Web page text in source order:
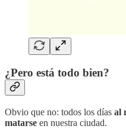
¿Pero está todo bien?
Obvio que no: todos los días al
matarse en nuestra ciudad.